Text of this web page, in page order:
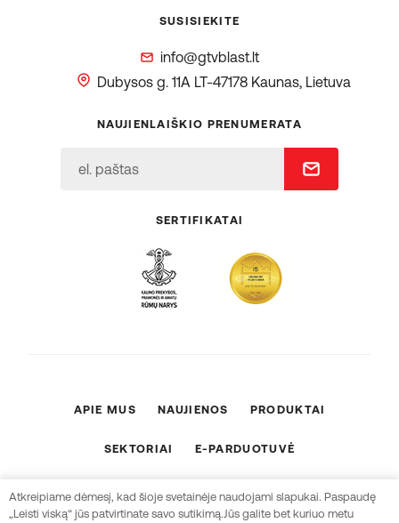
SUSISIEKITE
info@gtvblast.lt
Dubysos g. 11A LT-47178 Kaunas, Lietuva
NAUJIENLAIŠKIO PRENUMERATA
SERTIFIKATAI
APIE MUS NAUJIENOS PRODUKTAI
SEKTORIAI E-PARDUOTUVĖ
Atkreipiame dėmesį, kad šioje svetainėje naudojami slapukai. Paspaudę
„Leisti viską“ jūs patvirtinate savo sutikimą.Jūs galite bet kuriuo metu